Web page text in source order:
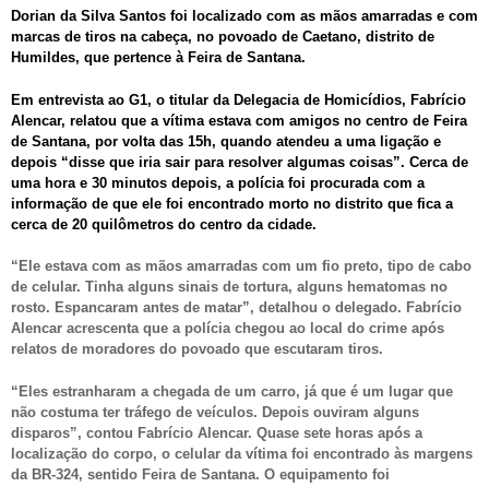
Dorian da Silva Santos foi localizado com as mãos amarradas e com
marcas de tiros na cabeça, no povoado de Caetano, distrito de
Humildes, que pertence à Feira de Santana.
Em entrevista ao G1, o titular da Delegacia de Homicídios, Fabrício
Alencar, relatou que a vítima estava com amigos no centro de Feira
de Santana, por volta das 15h, quando atendeu a uma ligação e
depois “disse que iria sair para resolver algumas coisas”. Cerca de
uma hora e 30 minutos depois, a polícia foi procurada com a
informação de que ele foi encontrado morto no distrito que fica a
cerca de 20 quilômetros do centro da cidade.
“Ele estava com as mãos amarradas com um fio preto, tipo de cabo
de celular. Tinha alguns sinais de tortura, alguns hematomas no
rosto. Espancaram antes de matar”, detalhou o delegado. Fabrício
Alencar acrescenta que a polícia chegou ao local do crime após
relatos de moradores do povoado que escutaram tiros.
“Eles estranharam a chegada de um carro, já que é um lugar que
não costuma ter tráfego de veículos. Depois ouviram alguns
disparos”, contou Fabrício Alencar. Quase sete horas após a
localização do corpo, o celular da vítima foi encontrado às margens
da BR-324, sentido Feira de Santana. O equipamento foi